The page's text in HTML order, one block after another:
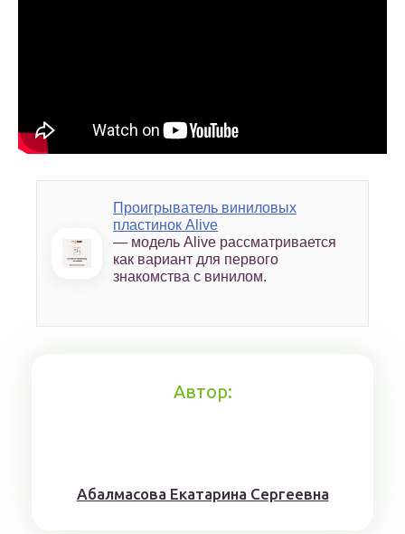
Проигрыватель виниловых
пластинок Alive
— модель Alive рассматривается
как вариант для первого
знакомства с винилом.
Автор:
Aбaлмaсoвa Eкaтaринa Ceргeeвнa